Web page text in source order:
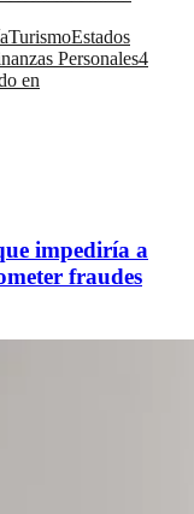
TurismoEstados
Personales4
en
impediría a
fraudes